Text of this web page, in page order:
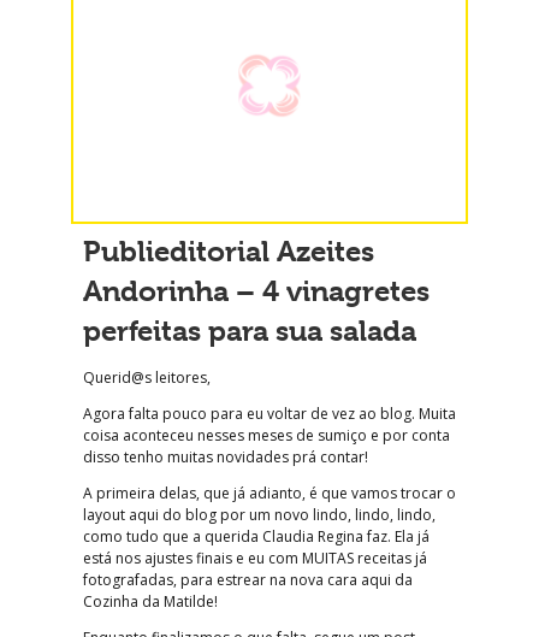
Publieditorial Azeites
Andorinha – 4 vinagretes
perfeitas para sua salada
Querid@s leitores,
Agora falta pouco para eu voltar de vez ao blog. Muita
coisa aconteceu nesses meses de sumiço e por conta
disso tenho muitas novidades prá contar!
A primeira delas, que já adianto, é que vamos trocar o
layout aqui do blog por um novo lindo, lindo, lindo,
como tudo que a querida Claudia Regina faz. Ela já
está nos ajustes finais e eu com MUITAS receitas já
fotografadas, para estrear na nova cara aqui da
Cozinha da Matilde!